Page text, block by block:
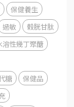
保健養生
過敏
榖胱甘肽
溶性幾丁聚醣
糖
保健品